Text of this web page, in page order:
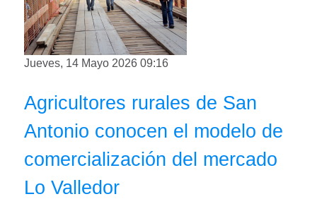
Jueves, 14 Mayo 2026 09:16
Agricultores rurales de San
Antonio conocen el modelo de
comercialización del mercado
Lo Valledor